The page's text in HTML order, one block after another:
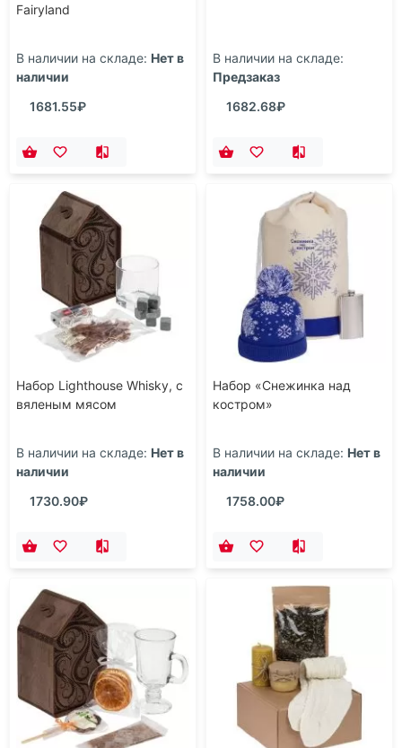
Fairyland
В наличии на складе: Нет в
наличии
1681.55₽
В наличии на складе:
Предзаказ
1682.68₽
Набор Lighthouse Whisky, с
вяленым мясом
В наличии на складе: Нет в
наличии
1730.90₽
Набор «Снежинка над
костром»
В наличии на складе: Нет в
наличии
1758.00₽